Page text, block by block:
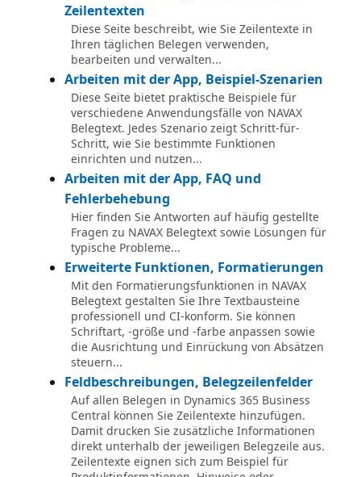
Zeilentexten
Diese Seite beschreibt, wie Sie Zeilentexte in
Ihren täglichen Belegen verwenden,
bearbeiten und verwalten...
Arbeiten mit der App, Beispiel-Szenarien
Diese Seite bietet praktische Beispiele für
verschiedene Anwendungsfälle von NAVAX
Belegtext. Jedes Szenario zeigt Schritt-für-
Schritt, wie Sie bestimmte Funktionen
einrichten und nutzen...
Arbeiten mit der App, FAQ und
Fehlerbehebung
Hier finden Sie Antworten auf häufig gestellte
Fragen zu NAVAX Belegtext sowie Lösungen für
typische Probleme...
Erweiterte Funktionen, Formatierungen
Mit den Formatierungsfunktionen in NAVAX
Belegtext gestalten Sie Ihre Textbausteine
professionell und CI-konform. Sie können
Schriftart, -größe und -farbe anpassen sowie
die Ausrichtung und Einrückung von Absätzen
steuern...
Feldbeschreibungen, Belegzeilenfelder
Auf allen Belegen in Dynamics 365 Business
Central können Sie Zeilentexte hinzufügen.
Damit drucken Sie zusätzliche Informationen
direkt unterhalb der jeweiligen Belegzeile aus.
Zeilentexte eignen sich zum Beispiel für